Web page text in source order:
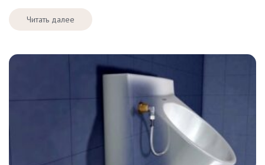
Читать далее